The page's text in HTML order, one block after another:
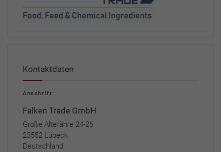
Kontaktdaten
Anschrift:
Falken Trade GmbH
Große Altefähre 24-26
23552 Lübeck
Deutschland